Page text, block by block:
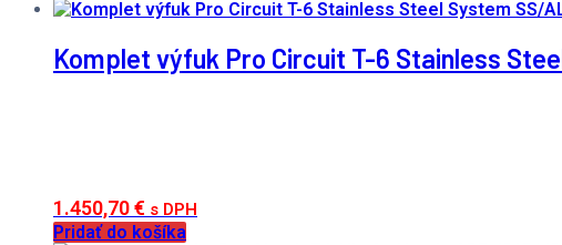
Komplet výfuk Pro Circuit T-6 Stainless
1.450,70€ s DPH
Pridať do košíka